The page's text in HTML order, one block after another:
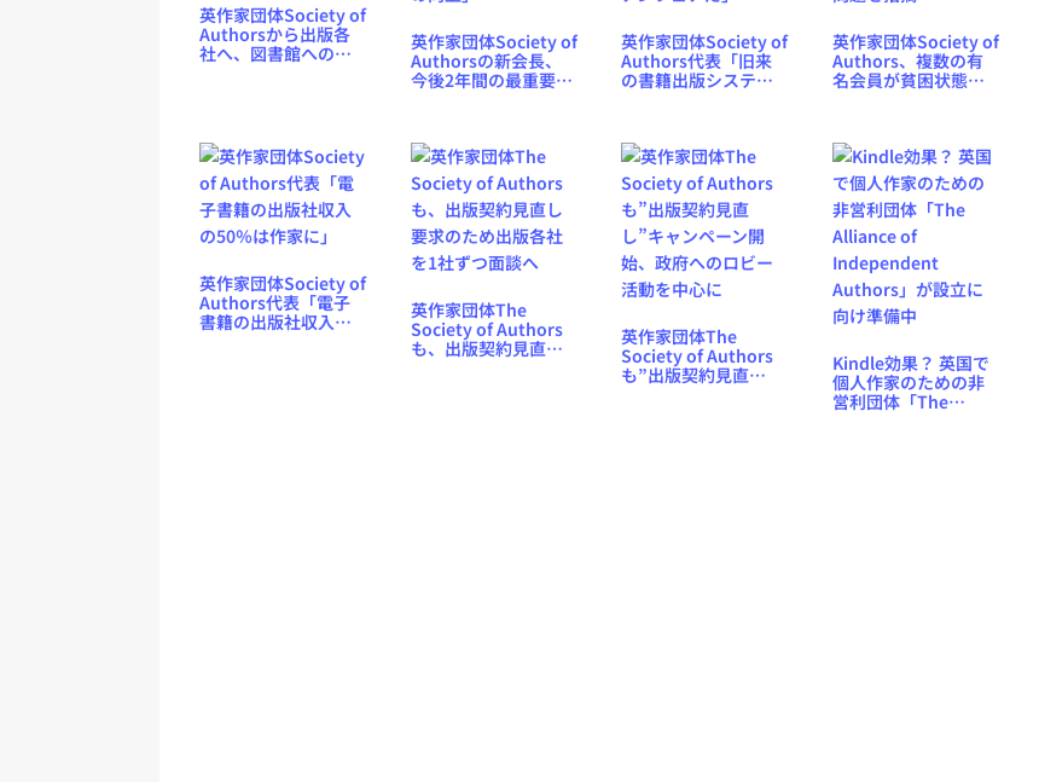
英作家団体Society of
Authorsから出版各
社へ、図書館への電
英作家団体Society of
Authorsの新会長、
今後2年間の最重要活
上」
英作家団体Society of
Authors代表「旧来
の書籍出版システム
ンフェアだ」
英作家団体Society of
Authors、複数の有
名会員が貧困状態に
問題を指摘
英作家団体Society of
Authors代表「電子
書籍の出版社収入の
英作家団体The
Society of Authors
も、出版契約見直し
英作家団体The
Society of Authors
も”出版契約見直
Kindle効果？ 英国で
個人作家のための非
営利団体「The